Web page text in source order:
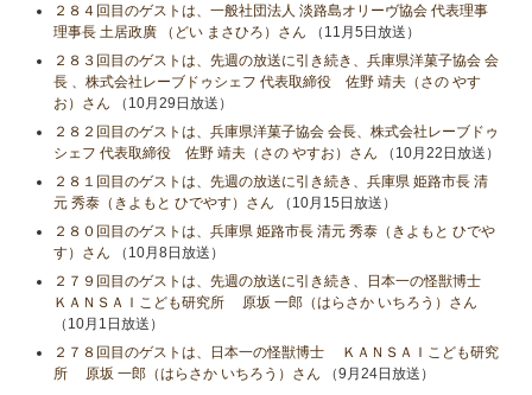
２８４回目のゲストは、一般社団法人 淡路島オリーヴ協会 代表理事
理事長 土居政廣 （どい まさひろ）さん （11月5日放送）
２８３回目のゲストは、先週の放送に引き続き、兵庫県洋菓子協会 会
長 、株式会社レーブドゥシェフ 代表取締役 佐野 靖夫（さの やす
お）さん （10月29日放送）
２８２回目のゲストは、兵庫県洋菓子協会 会長、株式会社レーブドゥ
シェフ 代表取締役 佐野 靖夫（さの やすお）さん （10月22日放送）
２８１回目のゲストは、先週の放送に引き続き、兵庫県 姫路市長 清
元 秀泰（きよもと ひでやす）さん （10月15日放送）
２８０回目のゲストは、兵庫県 姫路市長 清元 秀泰（きよもと ひでや
す）さん （10月8日放送）
２７９回目のゲストは、先週の放送に引き続き、日本一の怪獣博士
ＫＡＮＳＡＩこども研究所 原坂 一郎（はらさか いちろう）さん
（10月1日放送）
２７８回目のゲストは、日本一の怪獣博士 ＫＡＮＳＡＩこども研究
所 原坂 一郎（はらさか いちろう）さん （9月24日放送）